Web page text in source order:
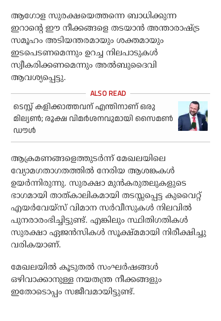
ആഗോള സുരക്ഷയെത്തന്നെ ബാധിക്കുന്ന
ഇറാന്റെ ഈ നീക്കങ്ങളെ തടയാൻ അന്താരാഷ്ട്ര
സമൂഹം അടിയന്തരമായും ശക്തമായും
ഇടപെടണമെന്നും ഉറച്ച നിലപാടുകൾ
സ്വീകരിക്കണമെന്നും അൽബുദൈവി
ആവശ്യപ്പെട്ടു.
ടെസ്റ്റ് കളിക്കാത്തവന് എന്തിനാണ് ഒരു
മില്യണ്‍; രൂക്ഷ വിമര്‍ശനവുമായി സൈമണ്‍
ഡൗള്‍
ആക്രമണങ്ങളെത്തുടർന്ന് മേഖലയിലെ
വ്യോമഗതാഗതത്തിൽ നേരിയ ആശങ്കകൾ
ഉയർന്നിരുന്നു. സുരക്ഷാ മുൻകരുതലുകളുടെ
ഭാഗമായി താത്കാലികമായി തടസ്സപ്പെട്ട കുവൈറ്റ്
എയർവേയ്‌സ് വിമാന സർവീസുകൾ നിലവിൽ
പുനരാരംഭിച്ചിട്ടുണ്ട്. എങ്കിലും സ്ഥിതിഗതികൾ
സുരക്ഷാ ഏജൻസികൾ സൂക്ഷ്മമായി നിരീക്ഷിച്ചു
വരികയാണ്.
മേഖലയിൽ കൂടുതൽ സംഘർഷങ്ങൾ
ഒഴിവാക്കാനുള്ള നയതന്ത്ര നീക്കങ്ങളും
ഇതോടൊപ്പം സജീവമായിട്ടുണ്ട്.